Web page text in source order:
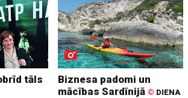
tāls
Biznesa padomi un
mācības Sardīnijā © DIENA